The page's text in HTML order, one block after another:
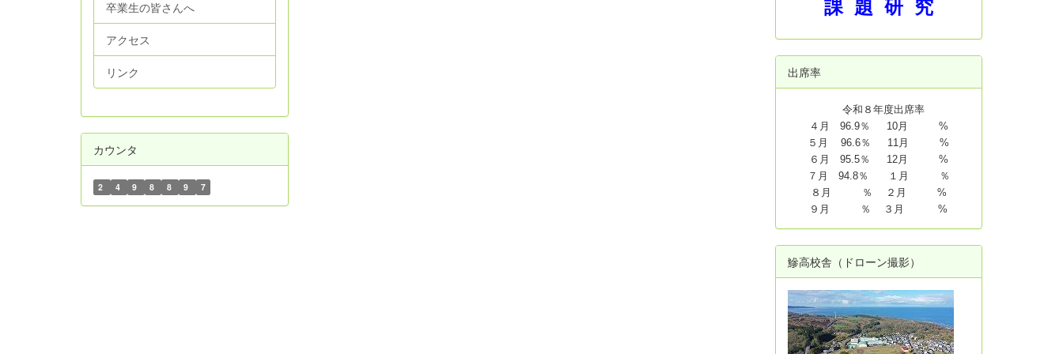
卒業生の皆さんへ
アクセス
リンク
カウンタ
2 4 9 8 8 9 7
課 題 研 究
出席率
令和８年度出席率
４月 96.9％ 10月 %
５月 96.6％ 11月 %
６月 95.5％ 12月 %
７月 94.8％ １月 ％
８月 ％ ２月 %
９月 ％ ３月 %
鰺高校舎（ドローン撮影）